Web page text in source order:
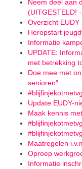
Neem deel aan
(UITGESTELD!
Overzicht EUDY
Heropstart
Informatie
UPDATE:
met betrekking
Doe mee met
senioren"
Update EUDY-
Maak kennis
Maatregelen
Oproep
Informatie